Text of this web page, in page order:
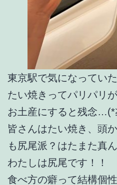
東京駅で気になってい
たい焼きってパリパリ
お土産にすると残念
皆さんはたい焼き、頭
も尻尾派？はたまた真
わたしは尻尾です！！
食べ方の癖って結構個